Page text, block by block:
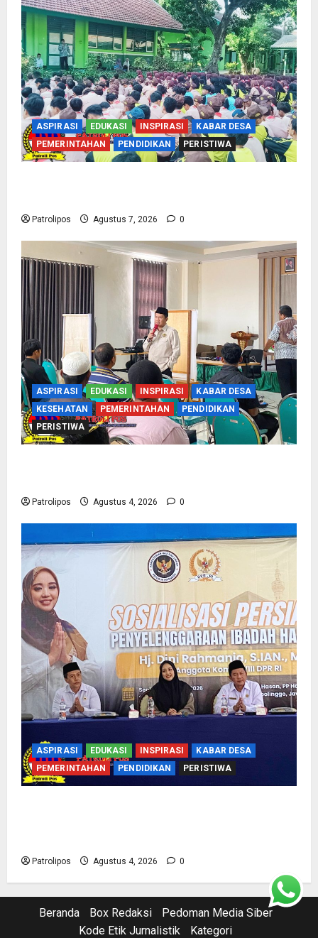
ASPIRASI EDUKASI INSPIRASI
KABAR DESA
PEMERINTAHAN
PENDIDIKAN PERISTIWA
Patrolipos Agustus 7, 2026 0
ASPIRASI EDUKASI INSPIRASI
KABAR DESA
KESEHATAN
PEMERINTAHAN
PENDIDIKAN
PERISTIWA
Patrolipos Agustus 4, 2026 0
ASPIRASI EDUKASI INSPIRASI
KABAR DESA
PEMERINTAHAN
PENDIDIKAN PERISTIWA
Patrolipos Agustus 4, 2026 0
Beranda Box Redaksi
Pedoman Media Siber
Kode Etik Jurnalistik
Kategori